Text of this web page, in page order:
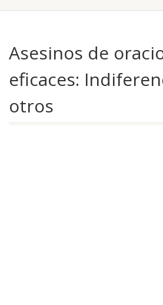
Asesinos de
eficaces:
otros